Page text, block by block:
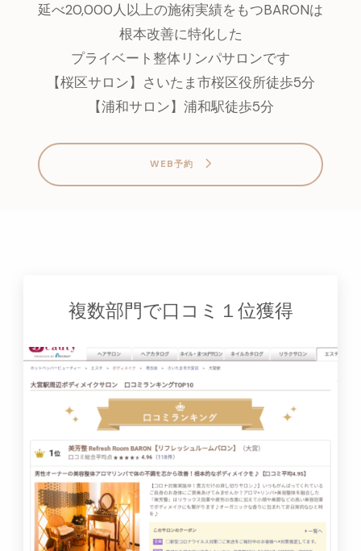
延べ20,000人以上の施術実績をもつBARONは
根本改善に特化した
プライベート整体リンパサロンです
【桜区サロン】さいたま市桜区役所徒歩5分
【浦和サロン】浦和駅徒歩5分
WEB予約
複数部門で口コミ１位獲得